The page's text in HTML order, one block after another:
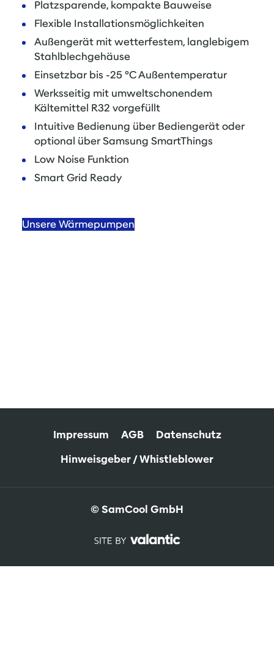
Platzsparende, kompakte Bauweise
Flexible Installationsmöglichkeiten
Außengerät mit wetterfestem, langlebigem
Stahlblechgehäuse
Einsetzbar bis -25 °C Außentemperatur
Werksseitig mit umweltschonendem
Kältemittel R32 vorgefüllt
Intuitive Bedienung über Bediengerät oder
optional über Samsung SmartThings
Low Noise Funktion
Smart Grid Ready
Unsere Wärmepumpen
Impressum AGB
Datenschutz
Hinweisgeber / Whistleblower
© SamCool GmbH